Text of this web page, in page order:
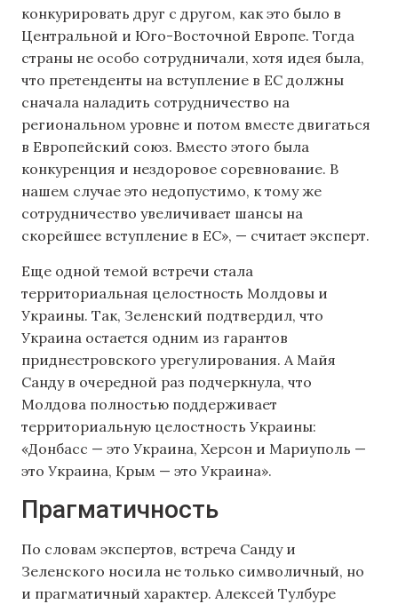
конкурировать друг с другом, как это было в
Центральной и Юго-Восточной Европе. Тогда
страны не особо сотрудничали, хотя идея была,
что претенденты на вступление в ЕС должны
сначала наладить сотрудничество на
региональном уровне и потом вместе двигаться
в Европейский союз. Вместо этого была
конкуренция и нездоровое соревнование. В
нашем случае это недопустимо, к тому же
сотрудничество увеличивает шансы на
скорейшее вступление в ЕС», — считает эксперт.
Еще одной темой встречи стала
территориальная целостность Молдовы и
Украины. Так, Зеленский подтвердил, что
Украина остается одним из гарантов
приднестровского урегулирования. А Майя
Санду в очередной раз подчеркнула, что
Молдова полностью поддерживает
территориальную целостность Украины:
«Донбасс — это Украина, Херсон и Мариуполь —
это Украина, Крым — это Украина».
Прагматичность
По словам экспертов, встреча Санду и
Зеленского носила не только символичный, но
и прагматичный характер. Алексей Тулбуре